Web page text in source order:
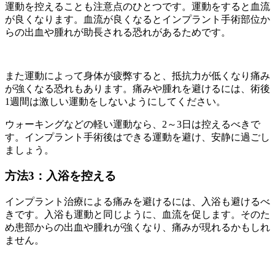
運動を控えることも注意点のひとつです。運動をすると血流
が良くなります。血流が良くなるとインプラント手術部位か
らの出血や腫れが助長される恐れがあるためです。
また運動によって身体が疲弊すると、抵抗力が低くなり痛み
が強くなる恐れもあります。痛みや腫れを避けるには、術後
1週間は激しい運動をしないようにしてください。
ウォーキングなどの軽い運動なら、2～3日は控えるべきで
す。インプラント手術後はできる運動を避け、安静に過ごし
ましょう。
方法3：入浴を控える
インプラント治療による痛みを避けるには、入浴も避けるべ
きです。入浴も運動と同じように、血流を促します。そのた
め患部からの出血や腫れが強くなり、痛みが現れるかもしれ
ません。